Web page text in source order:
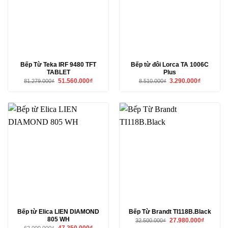
Bếp Từ Teka IRF 9480 TFT
TABLET
81.279.000₫ Giá
51.560.000₫Giá
51.560.000₫.
Bếp từ đôi Lorca TA 1006C
Plus
8.510.000₫ Giá
3.290.000₫Giá
Bếp từ Elica LIEN DIAMOND
805 WH
Bếp Từ Brandt TI118B.Black
32.500.000₫ Giá
27.980.000₫Giá